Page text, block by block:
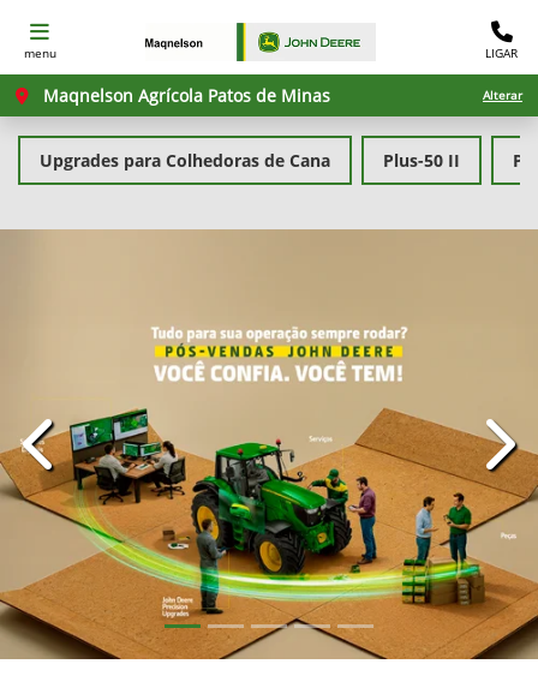
menu LIGAR
Maqnelson Agrícola Patos de Minas Alterar
Upgrades para Colhedoras de Cana Plus-50 II
templates.template-